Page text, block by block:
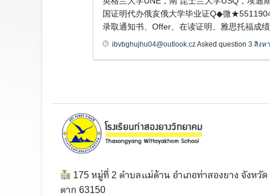
国证明代办俄亥俄大学毕业证Q◆微
录取通知书、Offer、在读证明、雅思托福成
ibvbghujhu04@outlook.czAsked question 3 สิงห
175 หมู่ที่ 2 ตำบลแม่ต้าน อำเภอท่าสองยาง จังหวัด
ตาก 63150